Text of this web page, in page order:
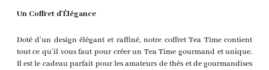
Un Coffret d’Élégance
Doté d’un design élégant et raffiné, notre coffret Tea Time contient
tout ce qu’il vous faut pour créer un Tea Time gourmand et unique.
Il est le cadeau parfait pour les amateurs de thés et de gourmandises